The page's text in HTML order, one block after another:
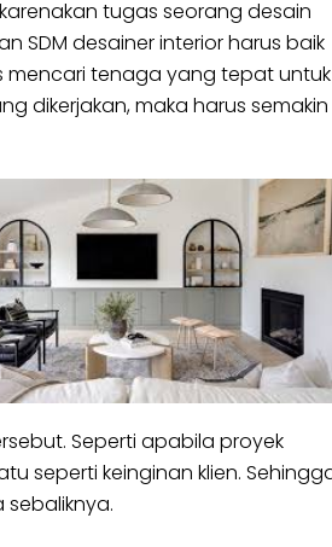
tugas seorang desain
SDM desainer interior harus baik
mencari tenaga yang tepat untuk
dikerjakan, maka harus semakin
Seperti apabila proyek
seperti keinginan klien.